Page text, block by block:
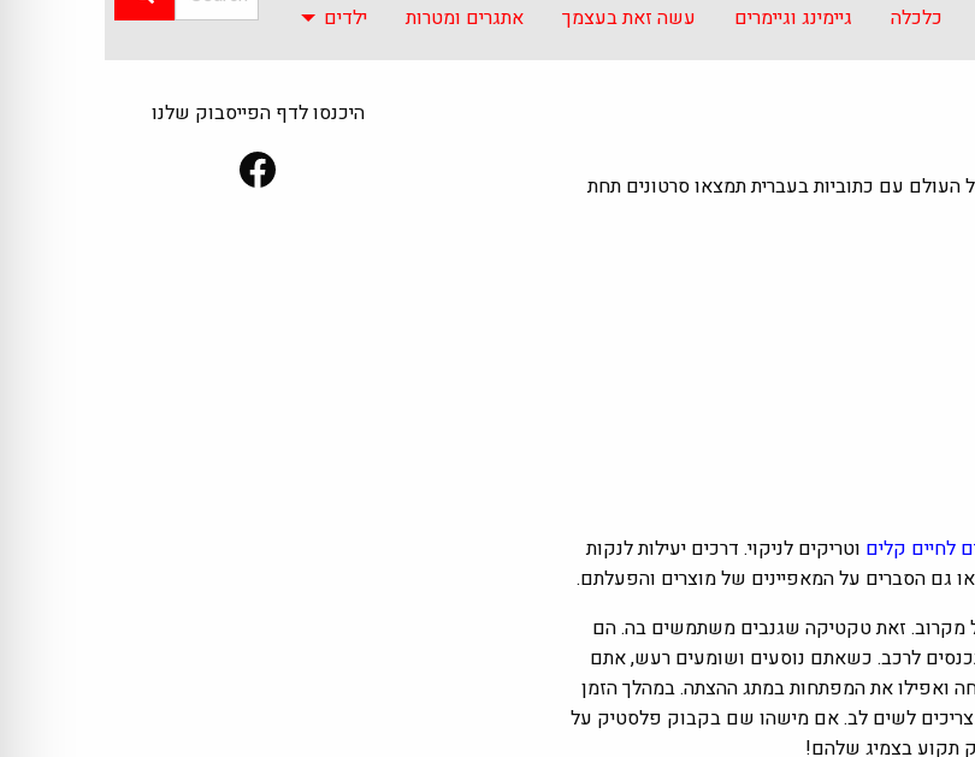
כלכלה גיימינג וגיימרים עשה זאת בעצמך אתגרים ומטרות ילדים
העולם עם כתוביות בעברית תמצאו סרטונים תחת
לחיים קלים וטריקים לניקוי. דרכים יעילות לנקות
גם הסברים על המאפיינים של מוצרים והפעלתם.
מקרוב. זאת טקטיקה שגנבים משתמשים בה. הם
לרכב. כשאתם נוסעים ושומעים רעש, אתם
ואפילו את המפתחות במתג ההצתה. במהלך הזמן
לשים לב. אם מישהו שם בקבוק פלסטיק על
תקוע בצמיג שלהם!
היכנסו לדף הפייסבוק שלנו
Facebook